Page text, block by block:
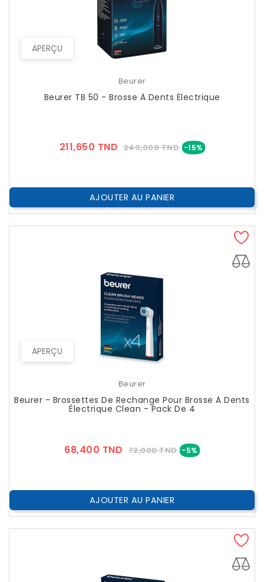
APERÇU
Beurer
Beurer TB 50 - Brosse À Dents Électrique
211,650 TND Prix
249,000 TND -15% Prix
AJOUTER AU PANIER
APERÇU
Beurer
Beurer - Brossettes De Rechange Pour Brosse À Dents
Électrique Clean - Pack De 4
68,400 TND Prix
72,000 TND -5% Prix
AJOUTER AU PANIER